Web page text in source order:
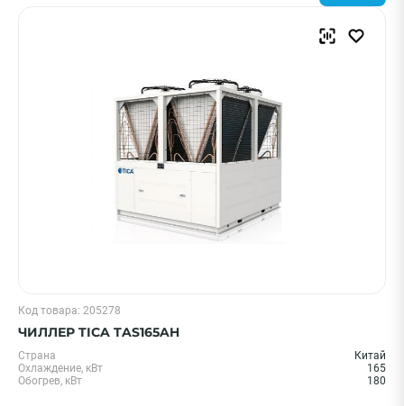
Код товара: 205278
ЧИЛЛЕР TICA TAS165AH
Страна
Китай
Охлаждение, кВт
165
Обогрев, кВт
180